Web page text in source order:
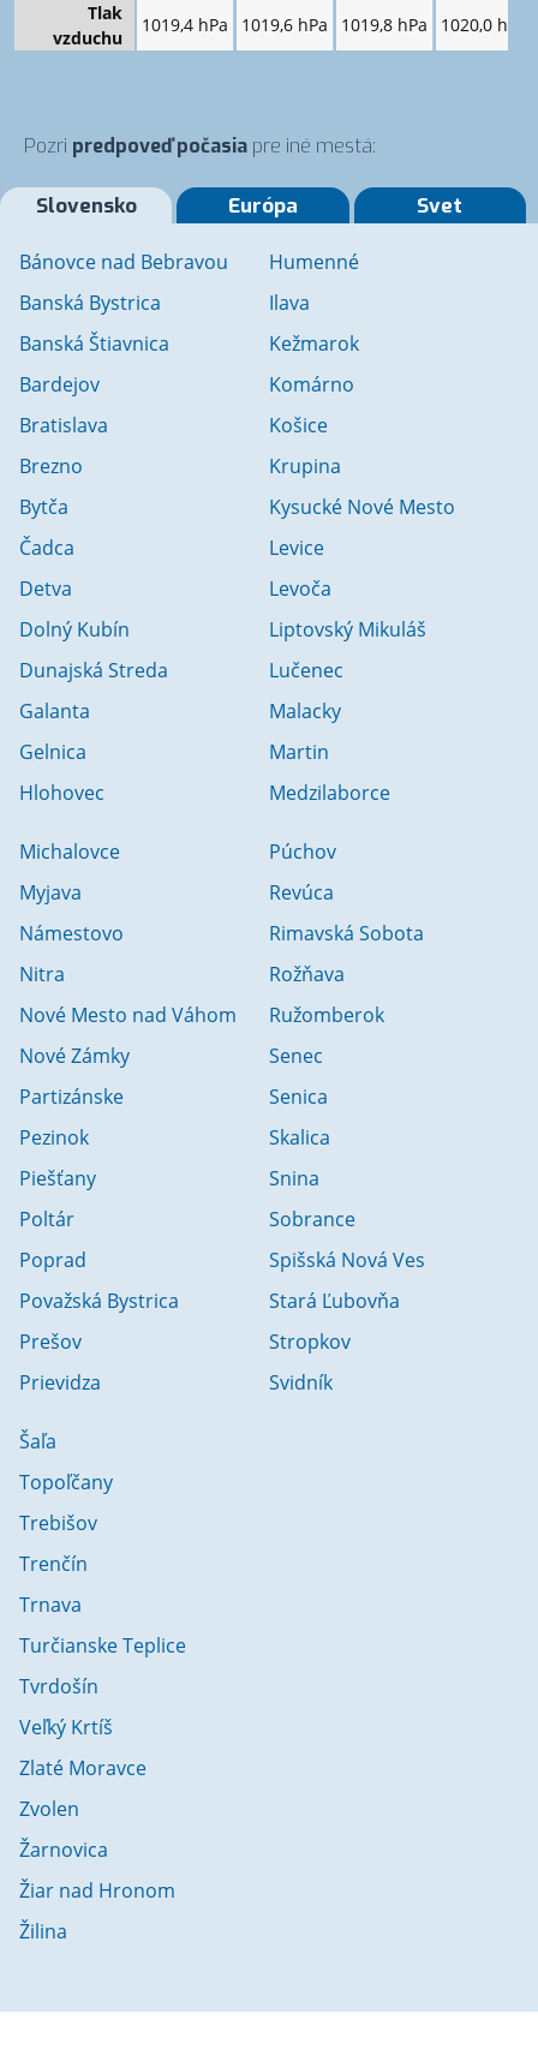
Tlak
vzduchu
1019,4 hPa 1019,6 hPa 1019,8 hPa 1020,0 hPa
Pozri predpoveď počasia pre iné mestá:
Slovensko Európa Svet
Bánovce nad Bebravou
Banská Bystrica
Banská Štiavnica
Bardejov
Bratislava
Brezno
Bytča
Čadca
Detva
Dolný Kubín
Dunajská Streda
Galanta
Gelnica
Hlohovec
Humenné
Ilava
Kežmarok
Komárno
Košice
Krupina
Kysucké Nové Mesto
Levice
Levoča
Liptovský Mikuláš
Lučenec
Malacky
Martin
Medzilaborce
Michalovce
Myjava
Námestovo
Nitra
Nové Mesto nad Váhom
Nové Zámky
Partizánske
Pezinok
Piešťany
Poltár
Poprad
Považská Bystrica
Prešov
Prievidza
Púchov
Revúca
Rimavská Sobota
Rožňava
Ružomberok
Senec
Senica
Skalica
Snina
Sobrance
Spišská Nová Ves
Stará Ľubovňa
Stropkov
Svidník
Šaľa
Topoľčany
Trebišov
Trenčín
Trnava
Turčianske Teplice
Tvrdošín
Veľký Krtíš
Zlaté Moravce
Zvolen
Žarnovica
Žiar nad Hronom
Žilina